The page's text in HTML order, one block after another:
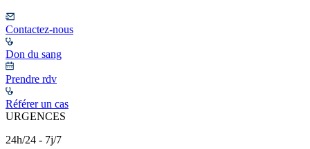
Contactez-nous
Don du sang
Prendre rdv
Référer un cas
URGENCES
24h/24 - 7j/7